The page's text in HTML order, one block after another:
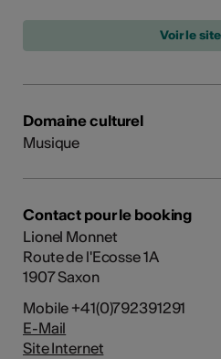
Domaine culturel
Musique
Contact pour le booking
Lionel Monnet
Route de l'Ecosse 1A
1907 Saxon
Mobile +41(0)792391291
E-Mail
Site Internet